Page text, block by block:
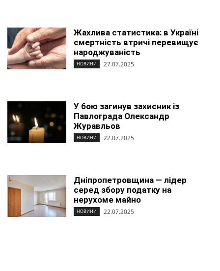
Жахлива статистика: в Україні
смертність втричі перевищує
народжуваність
НОВИНИ 27.07.2025
У бою загинув захисник із
Павлограда Олександр
Журавльов
НОВИНИ 22.07.2025
Дніпропетровщина ― лідер
серед збору податку на
нерухоме майно
НОВИНИ 22.07.2025